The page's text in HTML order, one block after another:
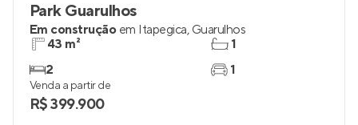
Park Guarulhos
Em construção em Itapegica, Guarulhos
43 m²
2
1
1
Venda a partir de
R$ 399.900